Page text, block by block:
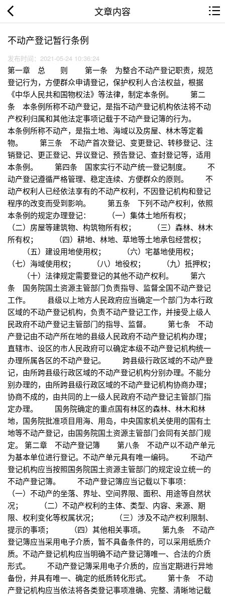
文章内容
不动产登记暂行条例
发布时间：2021-05-24 10:36:24
第一章 总 则 第一条 为整合不动产登记职责，规范
登记行为，方便群众申请登记，保护权利人合法权益，根据
《中华人民共和国物权法》等法律，制定本条例。 第二
条 本条例所称不动产登记，是指不动产登记机构依法将不动
产权利归属和其他法定事项记载于不动产登记簿的行为。
本条例所称不动产，是指土地、海域以及房屋、林木等定着
物。 第三条 不动产首次登记、变更登记、转移登记、注
销登记、更正登记、异议登记、预告登记、查封登记等，适用
本条例。 第四条 国家实行不动产统一登记制度。 不
动产登记遵循严格管理、稳定连续、方便群众的原则。 不
动产权利人已经依法享有的不动产权利，不因登记机构和登记
程序的改变而受到影响。 第五条 下列不动产权利，依照
本条例的规定办理登记： （一）集体土地所有权；
（二）房屋等建筑物、构筑物所有权； （三）森林、林木
所有权； （四）耕地、林地、草地等土地承包经营权；
（五）建设用地使用权； （六）宅基地使用权；
（七）海域使用权； （八）地役权； （九）抵押权；
（十）法律规定需要登记的其他不动产权利。 第六
条 国务院国土资源主管部门负责指导、监督全国不动产登记
工作。 县级以上地方人民政府应当确定一个部门为本行政
区域的不动产登记机构，负责不动产登记工作，并接受上级人
民政府不动产登记主管部门的指导、监督。 第七条 不动
产登记由不动产所在地的县级人民政府不动产登记机构办理；
直辖市、设区的市人民政府可以确定本级不动产登记机构统一
办理所属各区的不动产登记。 跨县级行政区域的不动产登
记，由所跨县级行政区域的不动产登记机构分别办理。不能分
别办理的，由所跨县级行政区域的不动产登记机构协商办理；
协商不成的，由共同的上一级人民政府不动产登记主管部门指
定办理。 国务院确定的重点国有林区的森林、林木和林
地，国务院批准项目用海、用岛，中央国家机关使用的国有土
地等不动产登记，由国务院国土资源主管部门会同有关部门规
定。 第二章 不动产登记簿 第八条 不动产以不动产单元
为基本单位进行登记。不动产单元具有唯一编码。 不动产
登记机构应当按照国务院国土资源主管部门的规定设立统一的
不动产登记簿。 不动产登记簿应当记载以下事项：
（一）不动产的坐落、界址、空间界限、面积、用途等自然状
况； （二）不动产权利的主体、类型、内容、来源、期
限、权利变化等权属状况； （三）涉及不动产权利限制、
提示的事项； （四）其他相关事项。 第九条 不动产
登记簿应当采用电子介质，暂不具备条件的，可以采用纸质介
质。不动产登记机构应当明确不动产登记簿唯一、合法的介质
形式。 不动产登记簿采用电子介质的，应当定期进行异地
备份，并具有唯一、确定的纸质转化形式。 第十条 不动
产登记机构应当依法将各类登记事项准确、完整、清晰地记载